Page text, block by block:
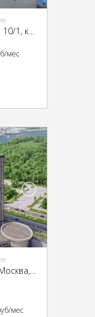
ЮЗАО, Дмитрия Ульянова ул., 10/1, кор. 1
мес
мес